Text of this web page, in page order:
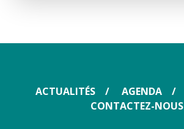
ACTUALITÉS AGENDA
CONTACTEZ-NOUS